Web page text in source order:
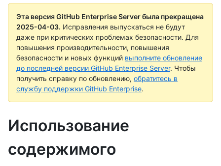
Эта версия GitHub Enterprise Server была прекращена
2025-04-03. Исправления выпускаться не будут
даже при критических проблемах безопасности. Для
повышения производительности, повышения
безопасности и новых функций выполните обновление
до последней версии GitHub Enterprise Server. Чтобы
получить справку по обновлению, обратитесь в
службу поддержки GitHub Enterprise.
Использование
содержимого